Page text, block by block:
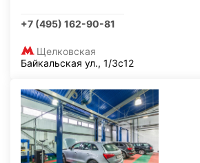
+7 (495) 162-90-81
Щелковская
Байкальская ул., 1/3с12